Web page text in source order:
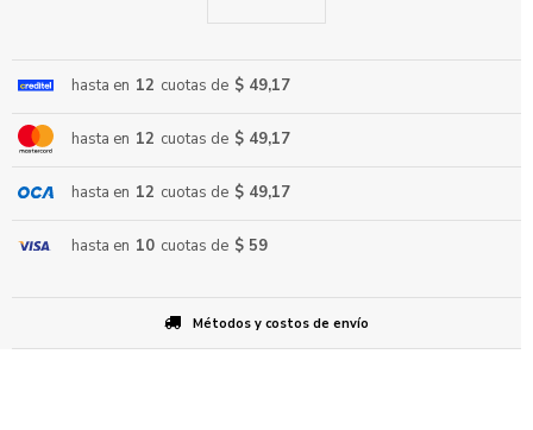
hasta en 12 cuotas de $ 49,17
hasta en 12 cuotas de $ 49,17
hasta en 12 cuotas de $ 49,17
hasta en 10 cuotas de $ 59
Métodos y costos de envío